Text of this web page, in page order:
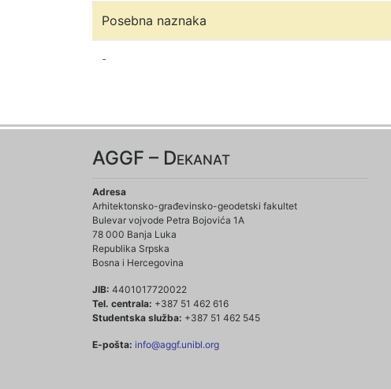
Posebna naznaka
-
AGGF – Dekanat
Adresa
Arhitektonsko-građevinsko-geodetski fakultet
Bulevar vojvode Petra Bojovića 1A
78 000 Banja Luka
Republika Srpska
Bosna i Hercegovina
JIB: 4401017720022
Tel. centrala: +387 51 462 616
Studentska služba: +387 51 462 545
E-pošta: info@aggf.unibl.org